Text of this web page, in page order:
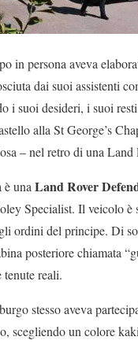
in persona aveva
dai suoi assistenti
i suoi desideri, i suoi
alla St George’s
– nel retro di una Land
è una Land Rover
Specialist. Il veicolo è
ordini del principe. Di
posteriore chiamata
tenute reali.
stesso aveva
scegliendo un colore